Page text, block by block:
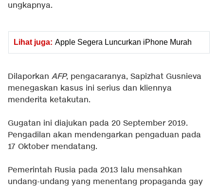
ungkapnya.
Lihat juga: Apple Segera Luncurkan iPhone Murah
Dilaporkan AFP, pengacaranya, Sapizhat Gusnieva
menegaskan kasus ini serius dan kliennya
menderita ketakutan.
Gugatan ini diajukan pada 20 September 2019.
Pengadilan akan mendengarkan pengaduan pada
17 Oktober mendatang.
Pemerintah Rusia pada 2013 lalu mensahkan
undang-undang yang menentang propaganda gay